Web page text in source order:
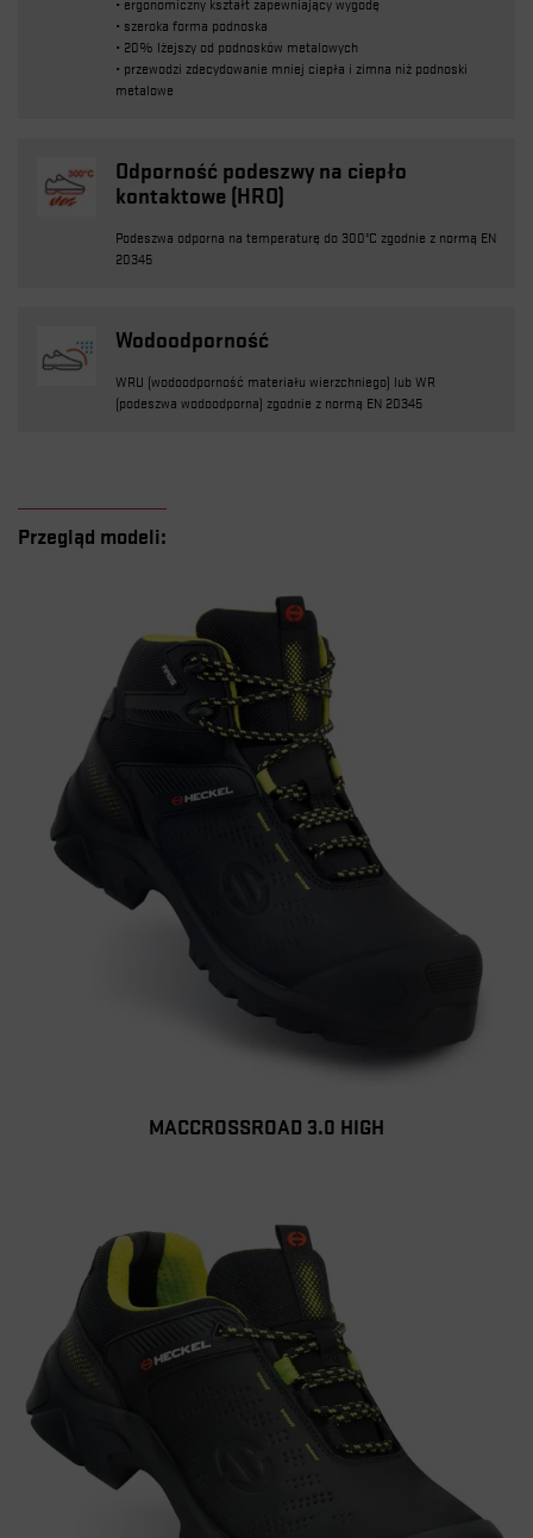
• szeroka forma podnoska
• 20% lżejszy od podnosków metalowych
• przewodzi zdecydowanie mniej ciepła i zimna niż podnoski
metalowe
Odporność podeszwy na ciepło
kontaktowe (HRO)
Podeszwa odporna na temperaturę do 300°C zgodnie z normą EN
20345
Wodoodporność
WRU (wodoodporność materiału wierzchniego) lub WR
(podeszwa wodoodporna) zgodnie z normą EN 20345
Przegląd modeli:
MACCROSSROAD 3.0 HIGH